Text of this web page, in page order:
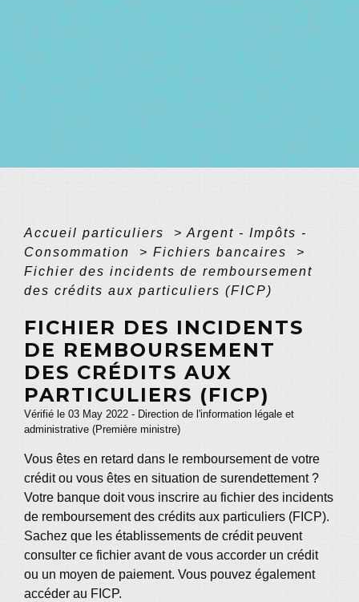
Accueil particuliers > Argent - Impôts -
Consommation
> Fichiers bancaires
>
Fichier des incidents de remboursement
des crédits aux particuliers (FICP)
FICHIER DES INCIDENTS
DE REMBOURSEMENT
DES CRÉDITS AUX
PARTICULIERS (FICP)
Vérifié le 03 May 2022 - Direction de l'information légale et
administrative (Première ministre)
Vous êtes en retard dans le remboursement de votre
crédit ou vous êtes en situation de surendettement ?
Votre banque doit vous inscrire au fichier des incidents
de remboursement des crédits aux particuliers (FICP).
Sachez que les établissements de crédit peuvent
consulter ce fichier avant de vous accorder un crédit
ou un moyen de paiement. Vous pouvez également
accéder au FICP.